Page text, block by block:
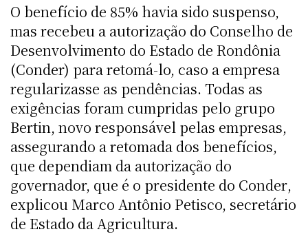
O benefício de 85% havia sido suspenso,
mas recebeu a autorização do Conselho de
Desenvolvimento do Estado de Rondônia
(Conder) para retomá-lo, caso a empresa
regularizasse as pendências. Todas as
exigências foram cumpridas pelo grupo
Bertin, novo responsável pelas empresas,
assegurando a retomada dos benefícios,
que dependiam da autorização do
governador, que é o presidente do Conder,
explicou Marco Antônio Petisco, secretário
de Estado da Agricultura.